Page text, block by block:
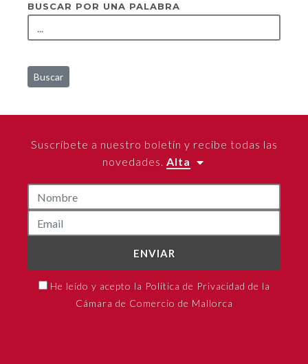
BUSCAR POR UNA PALABRA
Buscar
Suscríbete a nuestro boletín y recibe todas las
novedades. Alta
ENVIAR
He leído y acepto la Política de Privacidad de la
Cámara de Comercio de Mallorca